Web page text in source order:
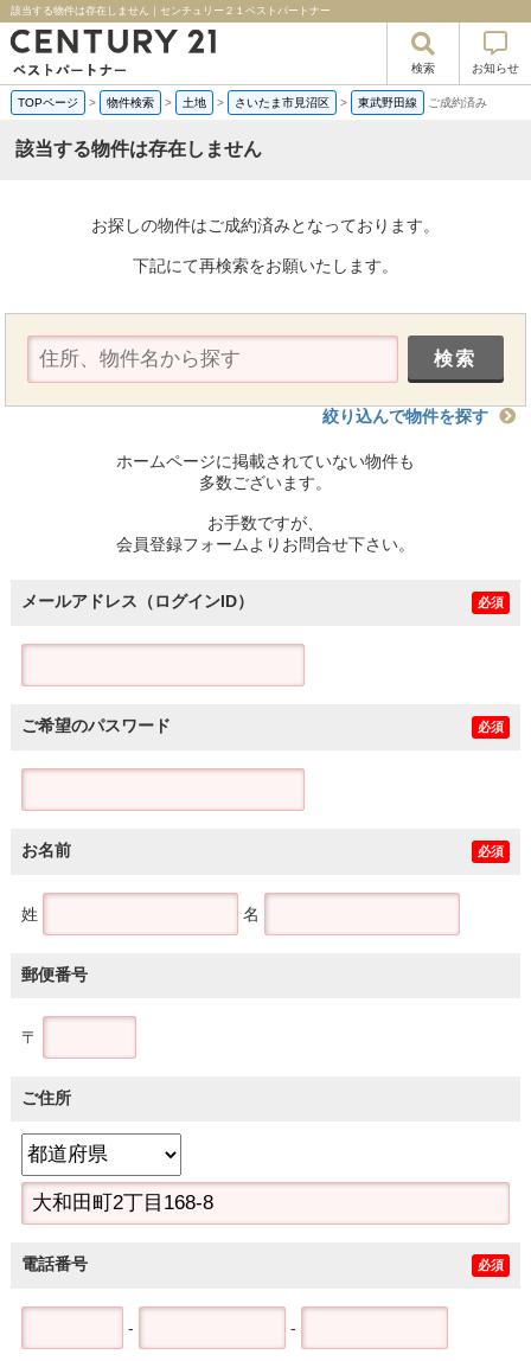
該当する物件は存在しません｜センチュリー２１ベストパートナー
検索 お知らせ
TOPページ > 物件検索 > 土地 > さいたま市見沼区 > 東武野田線 ご成約済み
該当する物件は存在しません
お探しの物件はご成約済みとなっております。
下記にて再検索をお願いたします。
絞り込んで物件を探す
ホームページに掲載されていない物件も
多数ございます。
お手数ですが、
会員登録フォームよりお問合せ下さい。
メールアドレス（ログインID） 必須
ご希望のパスワード 必須
お名前 必須
姓 名
郵便番号
〒
ご住所
電話番号 必須
- -